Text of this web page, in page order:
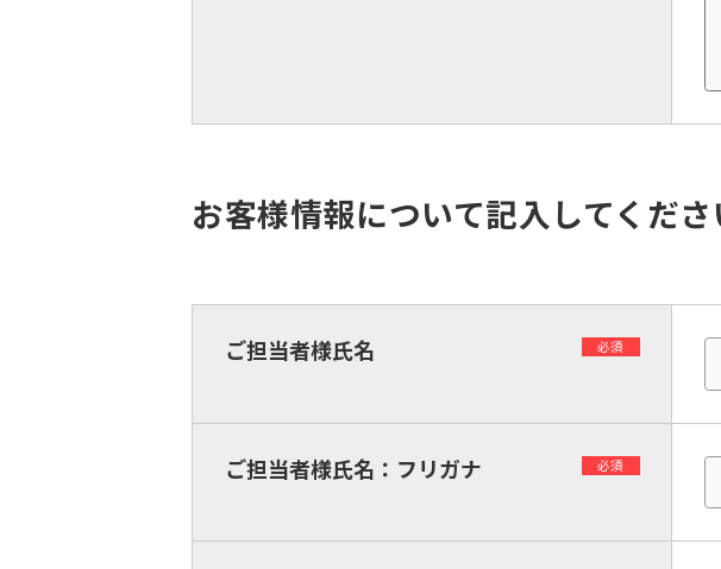
お客様情報について記入してくださ
ご担当者様氏名 必須
ご担当者様氏名：フリガナ 必須